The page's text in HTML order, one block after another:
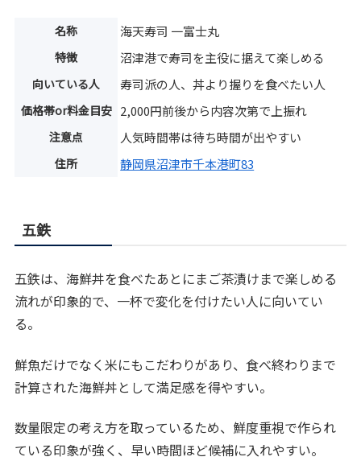
名称 海天寿司 一富士丸
特徴 沼津港で寿司を主役に据えて楽しめる
向いている人 寿司派の人、丼より握りを食べたい人
価格帯or料金目安 2,000円前後から内容次第で上振れ
注意点 人気時間帯は待ち時間が出やすい
住所 静岡県沼津市千本港町83
五鉄
五鉄は、海鮮丼を食べたあとにまご茶漬けまで楽しめる
流れが印象的で、一杯で変化を付けたい人に向いてい
る。
鮮魚だけでなく米にもこだわりがあり、食べ終わりまで
計算された海鮮丼として満足感を得やすい。
数量限定の考え方を取っているため、鮮度重視で作られ
ている印象が強く、早い時間ほど候補に入れやすい。